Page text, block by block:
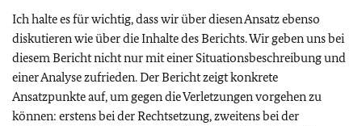
Ich halte es für wichtig, dass wir über diesen Ansatz ebenso
diskutieren wie über die Inhalte des Berichts. Wir geben uns bei
diesem Bericht nicht nur mit einer Situationsbeschreibung und
einer Analyse zufrieden. Der Bericht zeigt konkrete
Ansatzpunkte auf, um gegen die Verletzungen vorgehen zu
können: erstens bei der Rechtsetzung, zweitens bei der